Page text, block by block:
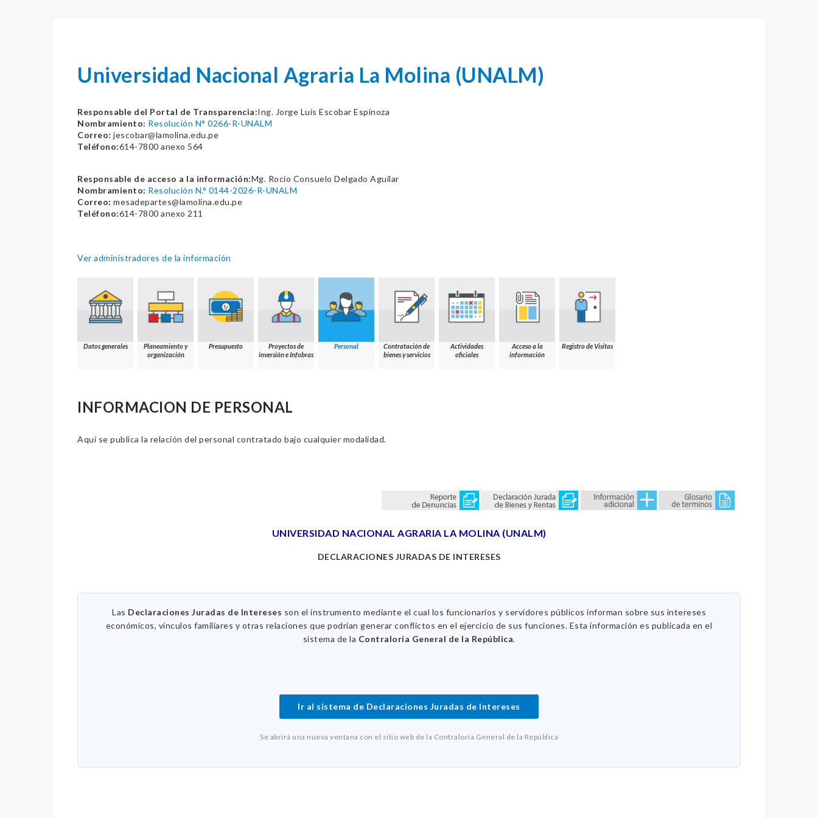
Universidad Nacional Agraria La Molina (UNALM)
Responsable del Portal de Transparencia:Ing. Jorge Luis Escobar Espinoza
Nombramiento: Resolución N° 0266-R-UNALM
Correo: jescobar@lamolina.edu.pe
Teléfono:614-7800 anexo 564
Responsable de acceso a la información:Mg. Rocío Consuelo Delgado Aguilar
Nombramiento: Resolución N.° 0144-2026-R-UNALM
Correo: mesadepartes@lamolina.edu.pe
Teléfono:614-7800 anexo 211
Ver administradores de la información
Datos generales
Planeamiento y
organización
Presupuesto
Proyectos de
inversión e Infobras
Personal
Contratación de
bienes y servicios
Actividades
oficiales
Acceso a la
información
Registro de Visitas
INFORMACION DE PERSONAL
Aquí se publica la relación del personal contratado bajo cualquier modalidad.
UNIVERSIDAD NACIONAL AGRARIA LA MOLINA (UNALM)
DECLARACIONES JURADAS DE INTERESES
Las Declaraciones Juradas de Intereses son el instrumento mediante el cual los funcionarios y servidores públicos informan sobre sus intereses
económicos, vínculos familiares y otras relaciones que podrían generar conflictos en el ejercicio de sus funciones. Esta información es publicada en el
sistema de la Contraloría General de la República.
Ir al sistema de Declaraciones Juradas de Intereses
Se abrirá una nueva ventana con el sitio web de la Contraloría General de la República